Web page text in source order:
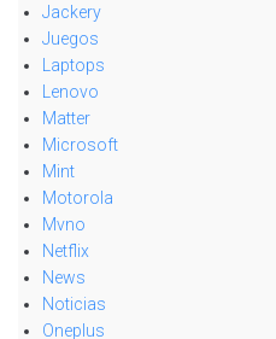
Jackery
Juegos
Laptops
Lenovo
Matter
Microsoft
Mint
Motorola
Mvno
Netflix
News
Noticias
Oneplus